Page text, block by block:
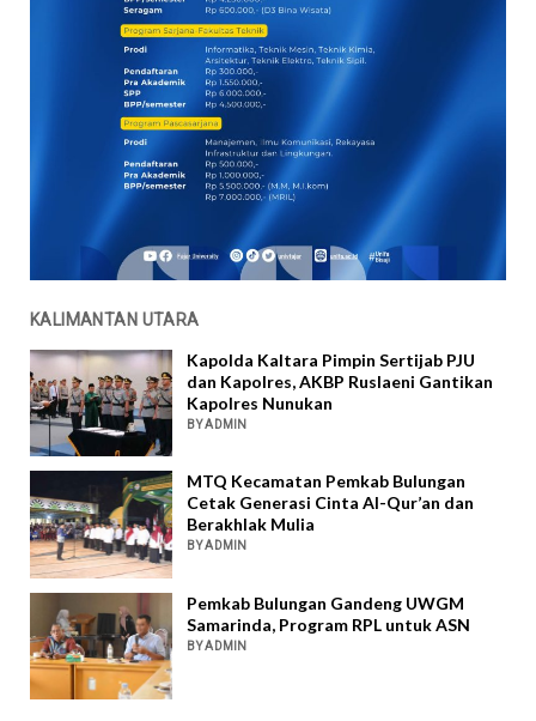
KALIMANTAN UTARA
Kapolda Kaltara Pimpin Sertijab PJU
dan Kapolres, AKBP Ruslaeni Gantikan
Kapolres Nunukan
BY ADMIN
MTQ Kecamatan Pemkab Bulungan
Cetak Generasi Cinta Al-Qur’an dan
Berakhlak Mulia
BY ADMIN
Pemkab Bulungan Gandeng UWGM
Samarinda, Program RPL untuk ASN
BY ADMIN